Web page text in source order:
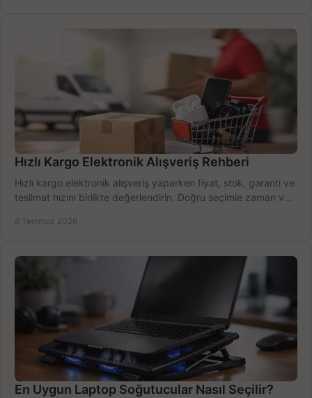
Hızlı Kargo Elektronik Alışveriş Rehberi
Hızlı kargo elektronik alışveriş yaparken fiyat, stok, garanti ve
teslimat hızını birlikte değerlendirin. Doğru seçimle zaman ve
8 Temmuz 2026
En Uygun Laptop Soğutucular Nasıl Seçilir?